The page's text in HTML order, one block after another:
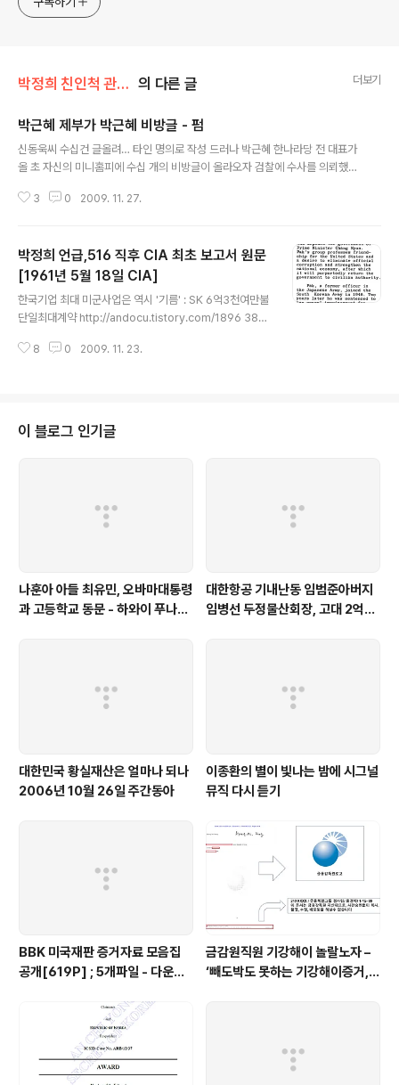
박정희 친인척 관련서류 의 다른 글 더보기
박근혜 제부가 박근혜 비방글 - 펌
신동욱씨 수십건 글올려… 타인 명의로 작성 드러나 박근혜 한나라당 전 대표가
올 초 자신의 미니홈피에 수십 개의 비방글이 올라오자 검찰에 수사를 의뢰했는
사장)씨의 남편인 신동욱(41·전 백석문화대 교수)씨인 것으로 조사됐다. 26일
글이 수십 개 올라왔다. '박근혜의 묵인하에 박지만(박 전 대표 남동생)이 주도
해 육영재단을 강탈했다' '박지만의 측근이 중국에서 신동욱을 납치하려 했는데
박근혜 전 대표가 사과해야 한다'는 등의 내용이었다. 박 전 대표측은 "계속 글
을 올리..
3 0 2009. 11. 27.
박정희 언급,516 직후 CIA 최초 보고서 원문
[1961년 5월 18일 CIA]
한국기업 최대 미군사업은 역시 '기름' : SK 6억3천여만불
단일최대계약 http://andocu.tistory.com/1896 38°5
ocu.tistory.com/1919 플레인맨작성 북한군사기지지도
om/1451 북한 공군기지 [정밀 좌표] 위성으로 들여다보
니 http://andocu.tistory.com/1382 북한 남포 비파곶
8 0 2009. 11. 23.
이 블로그 인기글
나훈아 아들 최유민, 오바마대통령
과 고등학교 동문 - 하와이 푸나호
대한항공 기내난동 임범준아버지
임병선 두정물산회장, 고대 2억기
대한민국 황실재산은 얼마나 되나
2006년 10월 26일 주간동아
이종환의 별이 빛나는 밤에 시그널
뮤직 다시 듣기
BBK 미국재판 증거자료 모음집
공개[619P] ; 5개파일 - 다운로
금감원직원 기강해이 놀랄노자 –
‘빼도박도 못하는 기강해이증거,